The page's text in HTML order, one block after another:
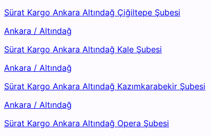
Sürat Kargo Ankara Altındağ Çiğiltepe Şubesi
Ankara / Altındağ
Sürat Kargo Ankara Altındağ Kale Şubesi
Ankara / Altındağ
Sürat Kargo Ankara Altındağ Kazımkarabekir Şubesi
Ankara / Altındağ
Sürat Kargo Ankara Altındağ Opera Şubesi